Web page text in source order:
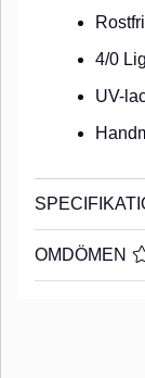
4/0
UV-
OMDÖMEN